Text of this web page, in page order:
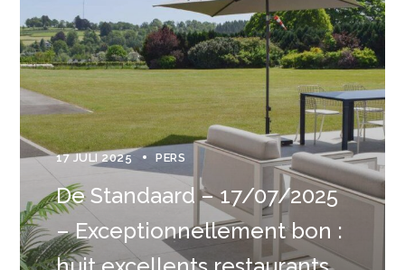
17 JULI 2025 PERS
De Standaard – 17/07/2025
– Exceptionnellement bon :